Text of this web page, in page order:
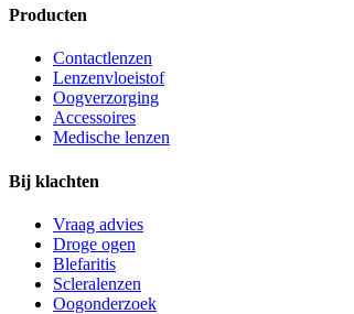
Producten
Contactlenzen
Lenzenvloeistof
Oogverzorging
Accessoires
Medische lenzen
Bij klachten
Vraag advies
Droge ogen
Blefaritis
Scleralenzen
Oogonderzoek